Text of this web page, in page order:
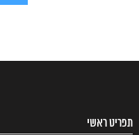
תפריט ראשי